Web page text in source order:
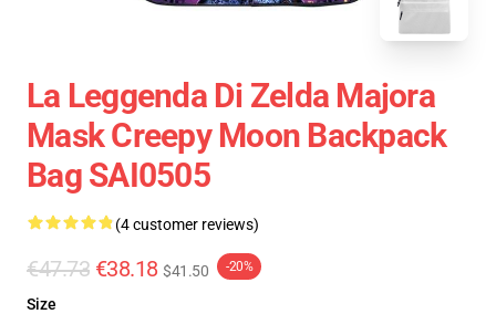
La Leggenda Di Zelda Majora
Mask Creepy Moon Backpack
Bag SAI0505
(4 customer reviews)
€47.73 €38.18 $41.50 -20%
Size